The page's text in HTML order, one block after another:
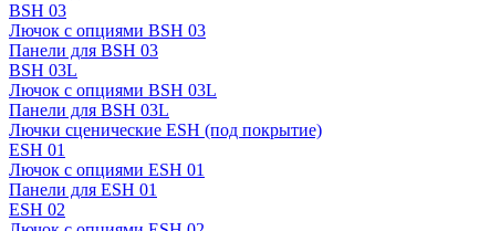
BSH 03
Лючок с опциями BSH 03
Панели для BSH 03
BSH 03L
Лючок с опциями BSH 03L
Панели для BSH 03L
Лючки сценические ESH (под покрытие)
ESH 01
Лючок с опциями ESH 01
Панели для ESH 01
ESH 02